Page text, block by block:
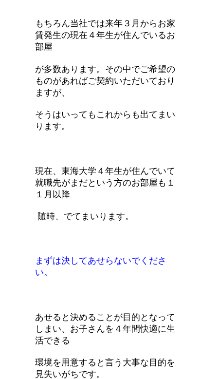
もちろん当社では来年３月からお家
賃発生の現在４年生が住んでいるお
部屋
が多数あります。その中でご希望の
ものがあればご契約いただいており
ますが、
そうはいってもこれからも出てまい
ります。
現在、東海大学４年生が住んでいて
就職先がまだという方のお部屋も１
１月以降
随時、でてまいります。
まずは決してあせらないでくださ
い。
あせると決めることが目的となって
しまい、お子さんを４年間快適に生
活できる
環境を用意すると言う大事な目的を
見失いがちです。